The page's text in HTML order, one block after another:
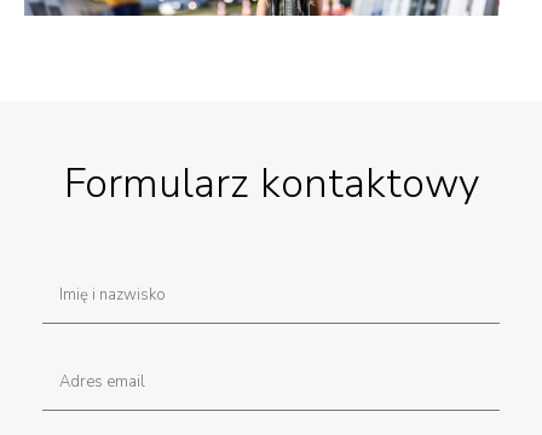
Formularz kontaktowy